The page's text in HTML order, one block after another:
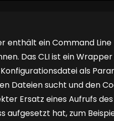
enthält ein Command
Das CLI ist ein
als
Dateien sucht und den
Ersatz eines Aufrufs
aufgesetzt hat, zum